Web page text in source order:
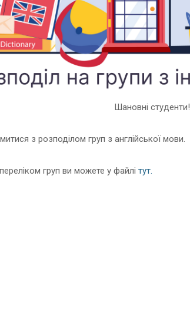
Шановні студенти!
з розподілом груп з англійської мови.
груп ви можете у файлі тут.